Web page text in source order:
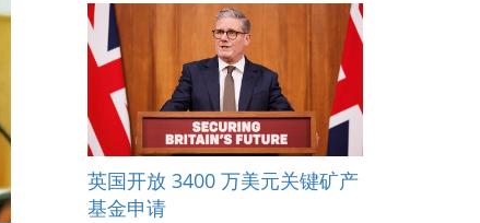
英国开放 3400 万美元关键矿产
基金申请